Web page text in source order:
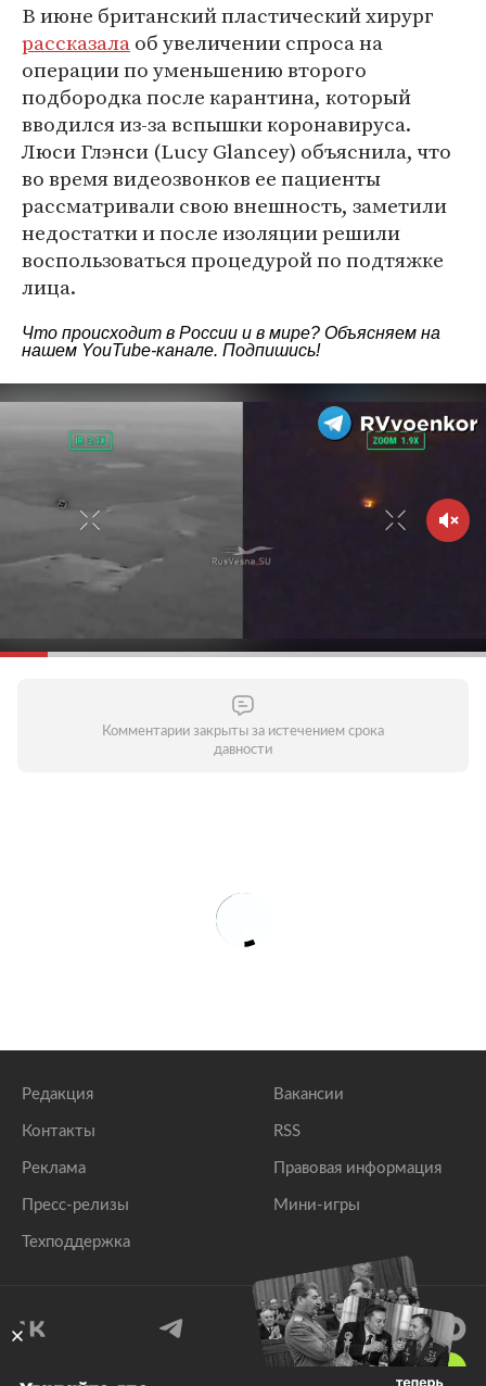
В июне британский пластический хирург
рассказалаоб увеличении спроса на
операции по уменьшению второго
подбородка после карантина, который
вводился из-за вспышки коронавируса.
Люси Глэнси (Lucy Glancey) объяснила, что
во время видеозвонков ее пациенты
рассматривали свою внешность, заметили
недостатки и после изоляции решили
воспользоваться процедурой по подтяжке
лица.
Что происходит в России и в мире? Объясняем на
нашем YouTube-канале. Подпишись!
Комментарии закрыты за истечением срока
давности
Редакция
Контакты
Реклама
Пресс-релизы
Техподдержка
Вакансии
RSS
Правовая информация
Мини-игры